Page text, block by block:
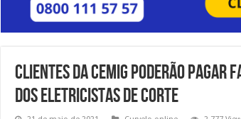
Clientes da Cemig poderão
dos eletricistas de corte